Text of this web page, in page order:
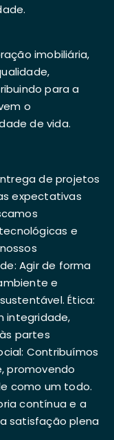
imobiliária,
para a
o
de vida.
de projetos
expectativas
e
Agir de forma
e
Ética:
integridade,
partes
Contribuímos
promovendo
como um todo.
contínua e a
satisfação plena